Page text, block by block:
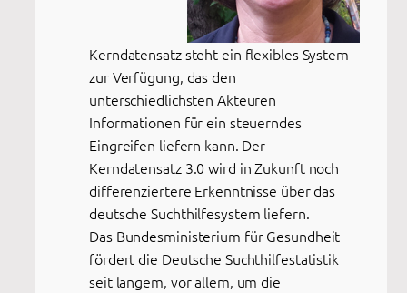
Kerndatensatz steht ein flexibles System
zur Verfügung, das den
unterschiedlichsten Akteuren
Informationen für ein steuerndes
Eingreifen liefern kann. Der
Kerndatensatz 3.0 wird in Zukunft noch
differenziertere Erkenntnisse über das
deutsche Suchthilfesystem liefern.
Das Bundesministerium für Gesundheit
fördert die Deutsche Suchthilfestatistik
seit langem, vor allem, um die